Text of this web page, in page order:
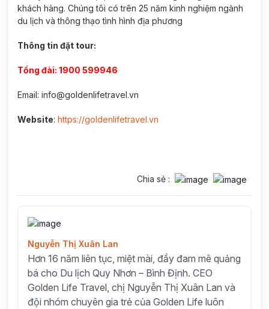
khách hàng. Chúng tôi có trên 25 năm kinh nghiệm ngành
du lịch và thông thạo tình hình địa phương
Thông tin đặt tour:
Tổng đài: 1900 599946
Email: info@goldenlifetravel.vn
Website: https://goldenlifetravel.vn
Chia sẻ :
Nguyễn Thị Xuân Lan
Hơn 16 năm liên tục, miệt mài, đầy đam mê quảng
bá cho Du lịch Quy Nhơn – Bình Định. CEO
Golden Life Travel, chị Nguyễn Thị Xuân Lan và
đội nhóm chuyên gia trẻ của Golden Life luôn